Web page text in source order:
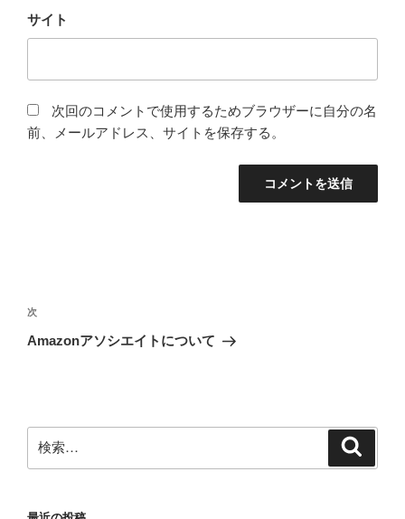
サイト
次回のコメントで使用するためブラウザーに自分の名
前、メールアドレス、サイトを保存する。
稿
ナ
シ
ョ
次
の
次
Amazonアソシエイトについて
検
索: